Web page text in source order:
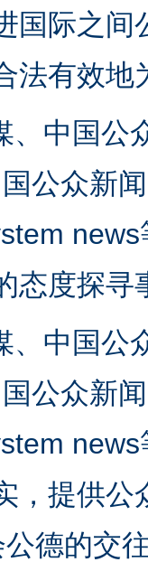
国际之
法有效地
、中国公
公众新
态度探寻
、中国公
公众新
，提供
德的交